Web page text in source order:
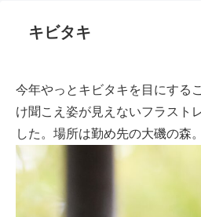
キビタキ
今年やっとキビタキを目にする
け聞こえ姿が見えないフラスト
した。場所は勤め先の大磯の森。